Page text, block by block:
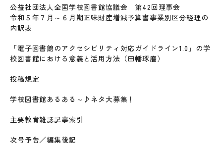
公益社団法人全国学校図書館協議会 第42回理事会
令和５年７月～６月期正味財産増減予算書事業別区分経理の
内訳表
「電子図書館のアクセシビリティ対応ガイドライン1.0」の学
校図書館における意義と活用方法（田幡琢磨）
投稿規定
学校図書館あるある～♪ネタ大募集！
主要教育雑誌記事索引
次号予告／編集後記